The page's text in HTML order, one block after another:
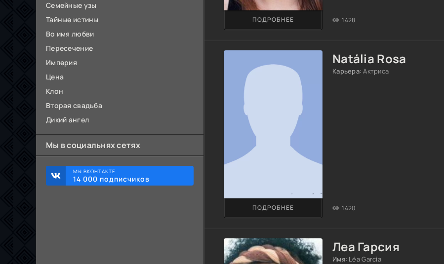
Семейные узы
Тайные истины
Во имя любви
Пересечение
Империя
Цена
Клон
Вторая свадьба
Дикий ангел
Мы в социальнях сетях
МЫ ВКОНТАКТЕ
14 000 подписчиков
ПОДРОБНЕЕ 1428
Natália Rosa
Карьера: Актриса
ПОДРОБНЕЕ 1420
Леа Гарсия
Имя: Léa Garcia